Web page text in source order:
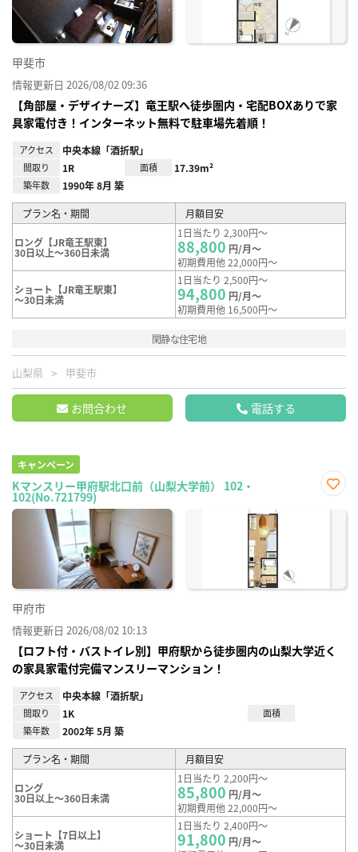
甲斐市
情報更新日 2026/08/02 09:36
【角部屋・デザイナーズ】竜王駅へ徒歩圏内・宅配BOXありで家
具家電付き！インターネット無料で駐車場先着順！
アクセス 中央本線「酒折駅」
間取り 1R 面積 17.39m²
築年数 1990年 8月 築
プラン名・期間 月額目安
ロング【JR竜王駅東】
30日以上～360日未満
1日当たり 2,300円～
88,800 円/月～
初期費用他 22,000円～
ショート【JR竜王駅東】
～30日未満
1日当たり 2,500円～
94,800 円/月～
初期費用他 16,500円～
閑静な住宅地
山梨県 甲斐市
お問合わせ 電話する
キャンペーン
Kマンスリー甲府駅北口前（山梨大学前） 102・
102(No.721799)
に入
甲府市
情報更新日 2026/08/02 10:13
【ロフト付・バストイレ別】甲府駅から徒歩圏内の山梨大学近く
の家具家電付完備マンスリーマンション！
アクセス 中央本線「酒折駅」
間取り 1K
面積
築年数
2002年 5月 築
プラン名・期間 月額目安
ロング
30日以上～360日未満
1日当たり 2,200円～
85,800 円/月～
初期費用他 22,000円～
ショート【7日以上】
～30日未満
1日当たり 2,400円～
91,800 円/月～